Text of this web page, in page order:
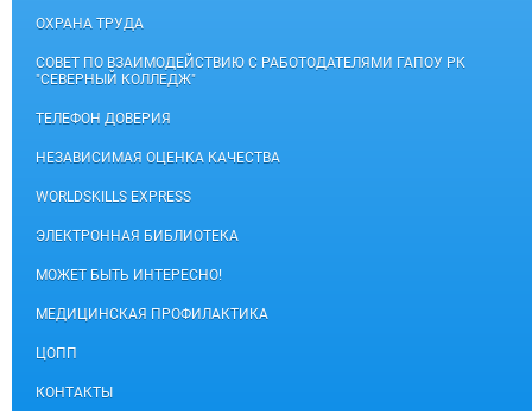
ОХРАНА ТРУДА
СОВЕТ ПО ВЗАИМОДЕЙСТВИЮ С РАБОТОДАТЕЛЯМИ ГАПОУ РК
"СЕВЕРНЫЙ КОЛЛЕДЖ"
ТЕЛЕФОН ДОВЕРИЯ
НЕЗАВИСИМАЯ ОЦЕНКА КАЧЕСТВА
WORLDSKILLS EXPRESS
ЭЛЕКТРОННАЯ БИБЛИОТЕКА
МОЖЕТ БЫТЬ ИНТЕРЕСНО!
МЕДИЦИНСКАЯ ПРОФИЛАКТИКА
ЦОПП
КОНТАКТЫ